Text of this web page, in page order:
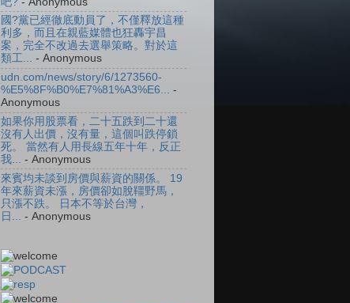
國?黨已經徹底動員了，不僅釋放這種
利多，而且在親藍媒體也狂轟宇昌
案，完全不改過去選舉策略。對於這
類工... - Anonymous
udn.com/news/story/6/1273560-
%E5%8F%B0%E7%81%A3%E6... -
Anonymous
如果你用股票看，二十五跌到二十還
沒有人出價，沒有量，這個叫跌停鎖
死。 當然有人用長線五年十年，反正
我...
- Anonymous
來賓均未談到房價與薪資的關係。 19
年來薪資未漲，房價卻如脫韁野馬，
只漲不跌。 日本不等於台灣，
日...
- Anonymous